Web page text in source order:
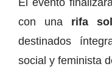
con una rifa
destinados
social y feminista